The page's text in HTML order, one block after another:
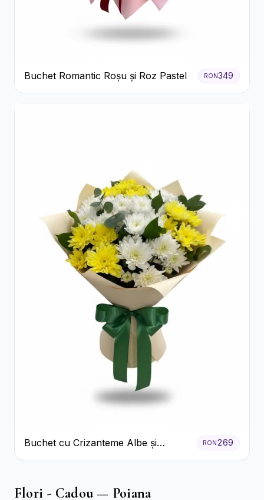
Buchet Romantic Roșu și Roz Pastel RON349
Buchet cu Crizanteme Albe și
Galbene
RON269
Flori - Cadou — Poiana